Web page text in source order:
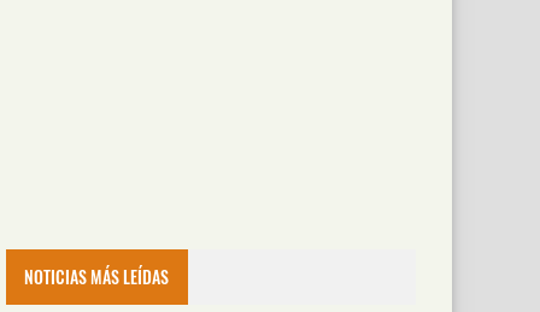
NOTICIAS MÁS LEÍDAS